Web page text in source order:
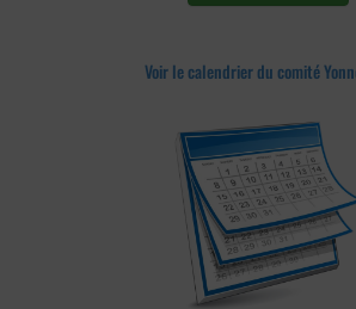
Voir le calendrier du comité